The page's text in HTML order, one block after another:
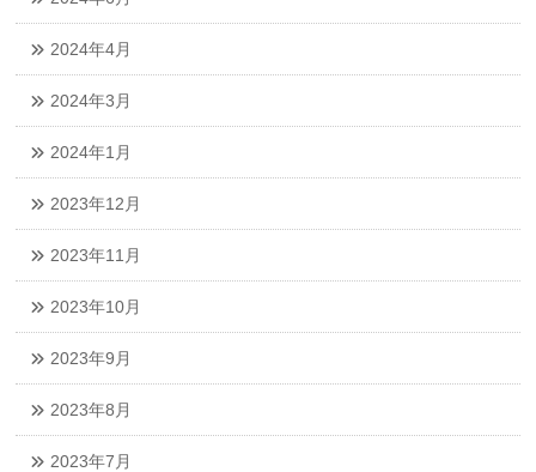
2024年4月
2024年3月
2024年1月
2023年12月
2023年11月
2023年10月
2023年9月
2023年8月
2023年7月